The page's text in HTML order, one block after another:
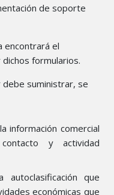
de soporte
encontrará el
formularios.
suministrar, se
información comercial
y actividad
que
económicas que